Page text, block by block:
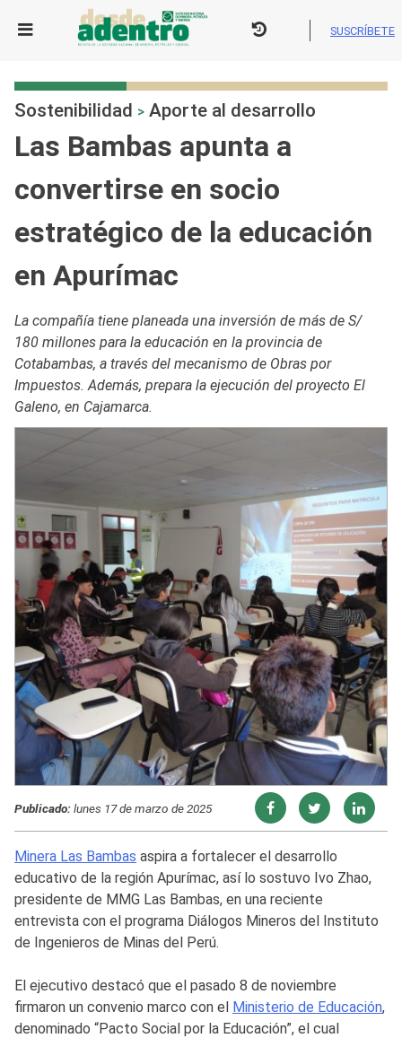
SUSCRÍBETE
Sostenibilidad > Aporte al desarrollo
Las Bambas apunta a
convertirse en socio
estratégico de la educación
en Apurímac
La compañía tiene planeada una inversión de más de S/
180 millones para la educación en la provincia de
Cotabambas, a través del mecanismo de Obras por
Impuestos. Además, prepara la ejecución del proyecto El
Galeno, en Cajamarca.
Publicado:lunes 17 de marzo de 2025
Minera Las Bambas aspira a fortalecer el desarrollo
educativo de la región Apurímac, así lo sostuvo Ivo Zhao,
presidente de MMG Las Bambas, en una reciente
entrevista con el programa Diálogos Mineros del Instituto
de Ingenieros de Minas del Perú.
El ejecutivo destacó que el pasado 8 de noviembre
firmaron un convenio marco con el Ministerio de Educación,
denominado “Pacto Social por la Educación”, el cual